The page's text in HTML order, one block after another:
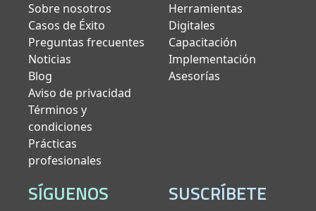
Sobre nosotros
Casos de Éxito
Preguntas frecuentes
Noticias
Blog
Aviso de privacidad
Términos y
condiciones
Prácticas
profesionales
Herramientas
Digitales
Capacitación
Implementación
Asesorías
SÍGUENOS SUSCRÍBETE